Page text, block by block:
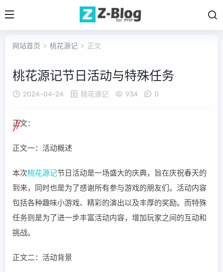
网站首页 > 桃花源记 > 正文
桃花源记节日活动与特殊任务
2024-04-24 桃花源记 934 0
正文：
正文一：活动概述
本次桃花源记节日活动是一场盛大的庆典，旨在庆祝春天的
到来，同时也是为了感谢所有参与游戏的朋友们。活动内容
包括各种趣味小游戏、精彩的演出以及丰厚的奖励。而特殊
任务则是为了进一步丰富活动内容，增加玩家之间的互动和
挑战。
正文二：活动背景